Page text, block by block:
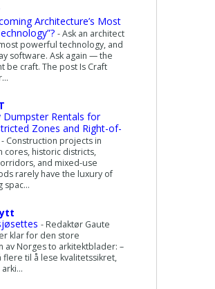
Architecture’s Most
-Ask an architect
powerful technology, and
software. Ask again — the
be craft. The post Is Craft
Dumpster Rentals for
Zones and Right-of-
- Construction projects in
cores, historic districts,
and mixed-use
rarely have the luxury of
spac...
- Redaktør Gaute
klar for den store
av Norges to arkitektblader: –
flere til å lese kvalitetssikret,